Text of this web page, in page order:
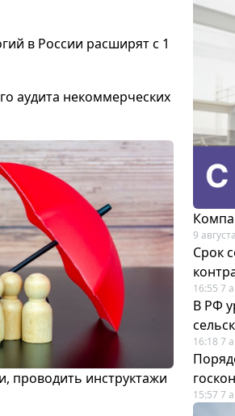
в России расширят с 1
аудита некоммерческих
проводить инструктажи
9
Срок
16:55 7
В РФ
16:18 7
15:57 7